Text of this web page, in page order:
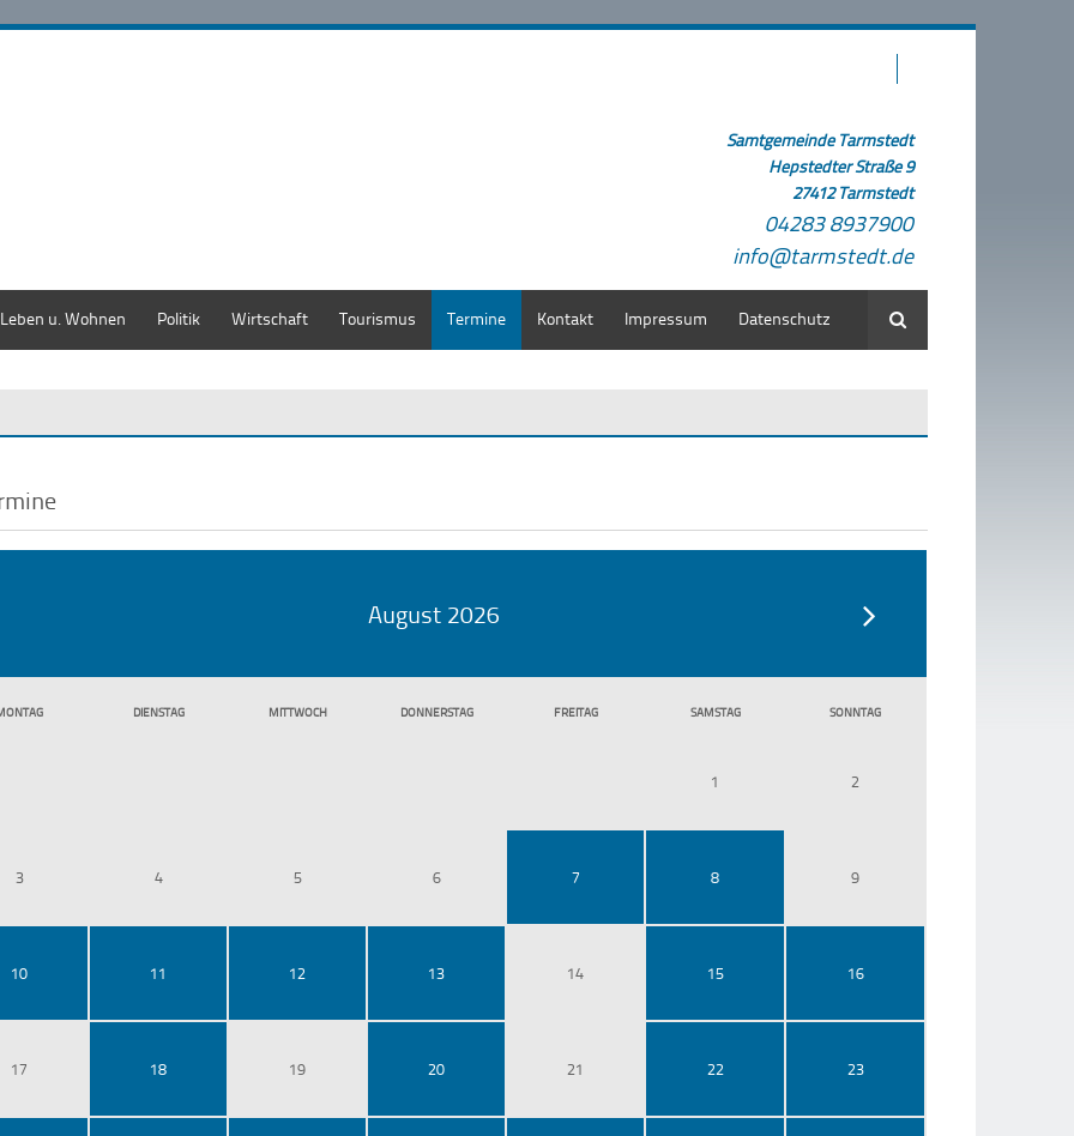
Samtgemeinde Tarmstedt
Hepstedter Straße 9
27412 Tarmstedt
04283 8937900
info@tarmstedt.de
Leben u. Wohnen Politik Wirtschaft Tourismus Termine Kontakt Impressum Datenschutz Suche
August 2026
NTAG DIENSTAG MITTWOCH DONNERSTAG FREITAG SAMSTAG SONNTAG
1 2
3 4 5 6 7 8 9
10 11 12 13 14 15 16
17 18 19 20 21 22 23